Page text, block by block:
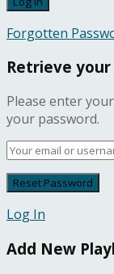
Forgotten
Retrieve
Please enter
your password.
Log In
Add New